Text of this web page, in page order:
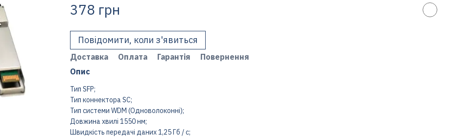
378 грн
Повідомити, коли з'явиться
Доставка Оплата Гарантія
Повернення
Опис
Тип SFP;
Тип коннектора SC;
Тип системи WDM (Одноволоконні);
Довжина хвилі 1550 нм;
Швидкість передачі даних 1,25 Гб / с;